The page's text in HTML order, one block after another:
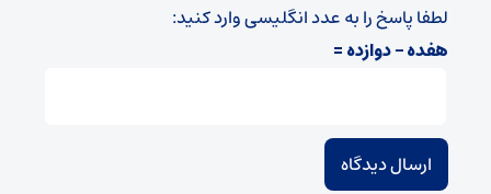
لطفا پاسخ را به عدد انگلیسی وارد کنید:
هفده − دوازده =